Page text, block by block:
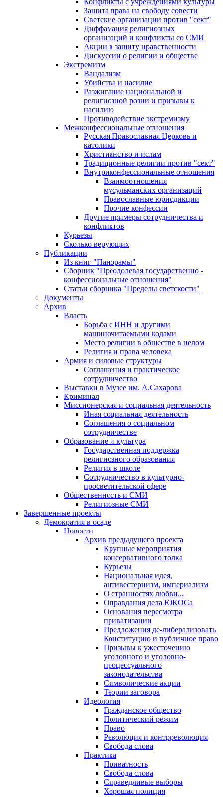
Конфликты с учреждениями культуры
Защита права на свободу совести
Светские организации против "сект"
Диффамация религиозных
организаций и конфликты со СМИ
Акции в защиту нравственности
Дискуссии о религии и обществе
Экстремизм
Вандализм
Убийства и насилие
Разжигание национальной и
религиозной розни и призывы к
насилию
Противодействие экстремизму
Межконфессиональные отношения
Русская Православная Церковь и
католики
Христианство и ислам
Традиционные религии против "сект"
Внутриконфессиональные отношения
Взаимоотношения
мусульманских организаций
Православные юрисдикции
Прочие конфессии
Другие примеры сотрудничества и
конфликтов
Курьезы
Сколько верующих
Публикации
Из книг "Панорамы"
Сборник "Преодолевая государственно -
конфессиональные отношения"
Статьи сборника "Пределы светскости"
Документы
Архив
Власть
Борьба с ИНН и другими
машиночитаемыми кодами
Место религии в обществе в целом
Религия и права человека
Армия и силовые структуры
Соглашения и практическое
сотрудничество
Выставки в Музее им. А.Сахарова
Криминал
Миссионерская и социальная деятельность
Иная социальная деятельность
Соглашения о социальном
сотрудничестве
Образование и культура
Государственная поддержка
религиозного образования
Религия в школе
Сотрудничество в культурно-
просветительской сфере
Общественность и СМИ
Религиозные СМИ
Завершенные проекты
Демократия в осаде
Новости
Архив предыдущего проекта
Крупные мероприятия
консервативного толка
Курьезы
Национальная идея,
антивестернизм, империализм
О странностях любви...
Оправдания дела ЮКОСа
Основания пересмотра
приватизации
Предложения де-либерализовать
Конституцию и публичное право
Призывы к ужесточению
уголовного и уголовно-
процессуального
законодательства
Символические акции
Теории заговора
Идеология
Гражданское общество
Политический режим
Право
Революция и контрреволюция
Свобода слова
Практика
Приватность
Свобода слова
Справедливые выборы
Хорошая полиция